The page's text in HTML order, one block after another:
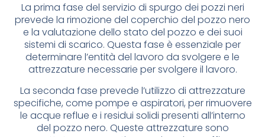
La prima fase del servizio di spurgo dei pozzi neri
prevede la rimozione del coperchio del pozzo nero
e la valutazione dello stato del pozzo e dei suoi
sistemi di scarico. Questa fase è essenziale per
determinare l’entità del lavoro da svolgere e le
attrezzature necessarie per svolgere il lavoro.
La seconda fase prevede l’utilizzo di attrezzature
specifiche, come pompe e aspiratori, per rimuovere
le acque reflue e i residui solidi presenti all’interno
del pozzo nero. Queste attrezzature sono